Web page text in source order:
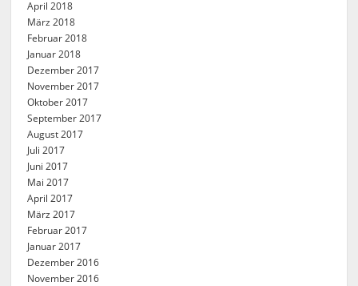
April 2018
März 2018
Februar 2018
Januar 2018
Dezember 2017
November 2017
Oktober 2017
September 2017
August 2017
Juli 2017
Juni 2017
Mai 2017
April 2017
März 2017
Februar 2017
Januar 2017
Dezember 2016
November 2016